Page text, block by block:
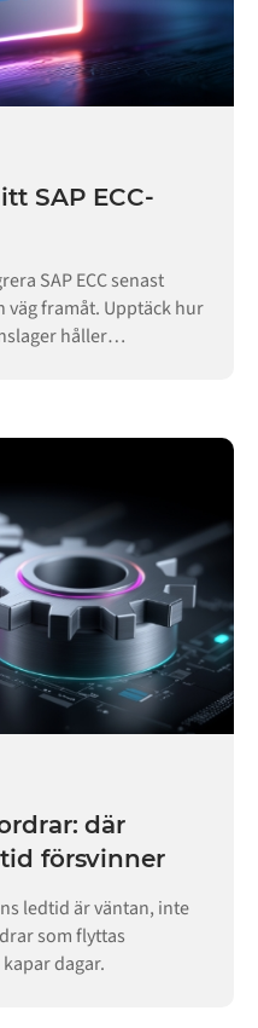
SAP ECC-
SAP ECC senast
väg framåt. Upptäck hur
håller
där
försvinner
ledtid är väntan, inte
som flyttas
dagar.